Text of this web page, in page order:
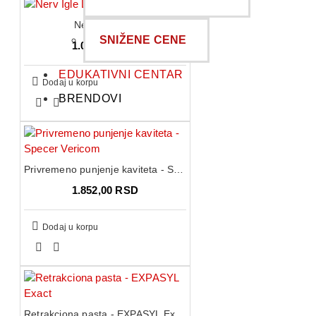
SNIŽENE CENE
EDUKATIVNI CENTAR
BRENDOVI
Nerv Igle L21
1.015,00 RSD
Dodaj u korpu
Privremeno punjenje kaviteta - Specer Vericom
1.852,00 RSD
Dodaj u korpu